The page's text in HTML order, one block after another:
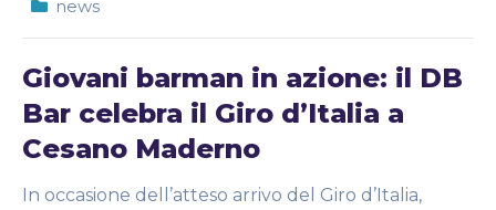
news
Giovani barman in azione: il DB
Bar celebra il Giro d’Italia a
Cesano Maderno
In occasione dell’atteso arrivo del Giro d’Italia,